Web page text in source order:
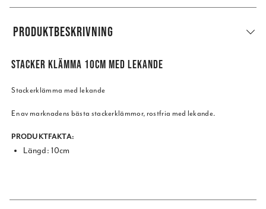
PRODUKTBESKRIVNING
STACKER KLÄMMA 10CM MED LEKANDE
Stackerklämma med lekande
En av marknadens bästa stackerklämmor, rostfria med lekande.
PRODUKTFAKTA:
Längd: 10cm